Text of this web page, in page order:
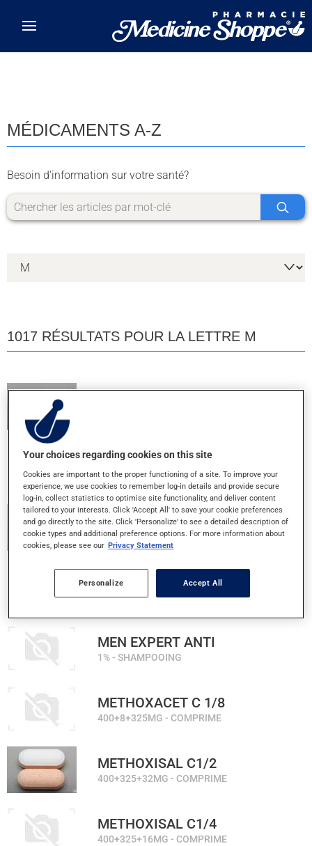
MÉDICAMENTS A-Z
Besoin d'information sur votre santé?
1017 RÉSULTATS POUR LA LETTRE M
MALTLEVOL 12
LIQUIDE ORAL
MCAL 500 MG
500MG - COMPRIME
MEGA SWISS ONE 25 MULTI
COMPRIME
MEN EXPERT ANTI
1% - SHAMPOOING
METHOXACET C 1/8
400+8+325MG - COMPRIME
METHOXISAL C1/2
400+325+32MG - COMPRIME
METHOXISAL C1/4
400+325+16MG - COMPRIME
Your choices regarding cookies on this site
Cookies are important to the proper functioning of a site. To improve your
experience, we use cookies to remember log-in details and provide secure
log-in, collect statistics to optimise site functionality, and deliver content
tailored to your interests. Click 'Accept All' to save your cookie preferences
and go directly to the site. Click 'Personalize' to see a detailed description of
cookie types and additional preference options. For more information about
cookies, please see our Privacy Statement
Personalize Accept All